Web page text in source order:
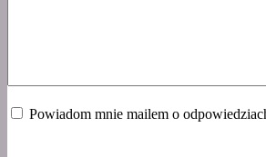
Powiadom mnie mailem o